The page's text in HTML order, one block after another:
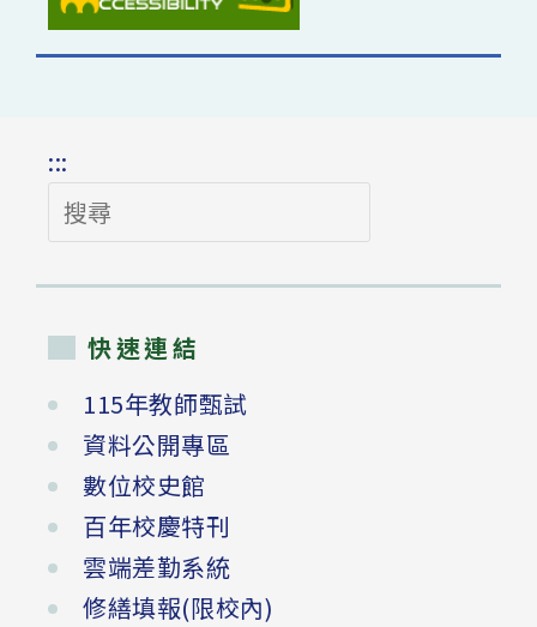
:::
搜
尋
快速連結
115年教師甄試
資料公開專區
數位校史館
百年校慶特刊
雲端差勤系統
修繕填報(限校內)